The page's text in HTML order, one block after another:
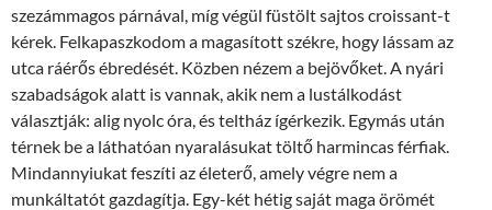
szezámmagos párnával, míg végül füstölt sajtos croissant-t
kérek. Felkapaszkodom a magasított székre, hogy lássam az
utca ráérős ébredését. Közben nézem a bejövőket. A nyári
szabadságok alatt is vannak, akik nem a lustálkodást
választják: alig nyolc óra, és teltház ígérkezik. Egymás után
térnek be a láthatóan nyaralásukat töltő harmincas férfiak.
Mindannyiukat feszíti az életerő, amely végre nem a
munkáltatót gazdagítja. Egy-két hétig saját maga örömét